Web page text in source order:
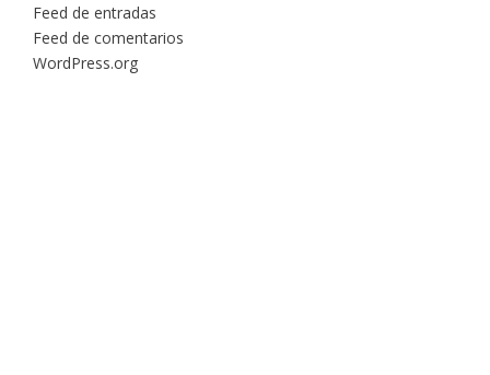
Feed de entradas
Feed de comentarios
WordPress.org